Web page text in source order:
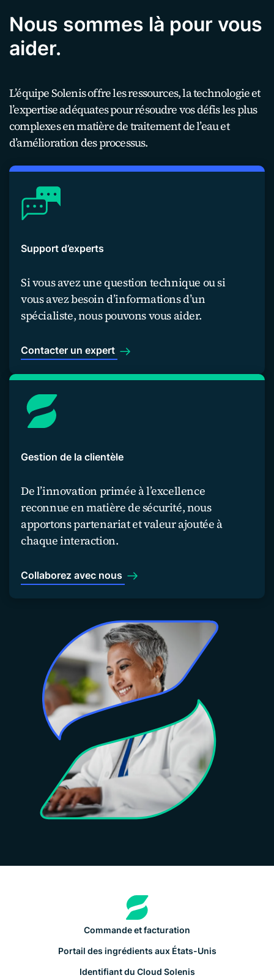
Nous sommes là pour vous
aider.
L’équipe Solenis offre les ressources, la technologie et
l’expertise adéquates pour résoudre vos défis les plus
complexes en matière de traitement de l’eau et
d’amélioration des processus.
Support d’experts
Si vous avez une question technique ou si
vous avez besoin d’informations d’un
spécialiste, nous pouvons vous aider.
Contacter un expert
Gestion de la clientèle
De l’innovation primée à l’excellence
reconnue en matière de sécurité, nous
apportons partenariat et valeur ajoutée à
chaque interaction.
Collaborez avec nous
Commande et facturation
Portail des ingrédients aux États-Unis
Identifiant du Cloud Solenis